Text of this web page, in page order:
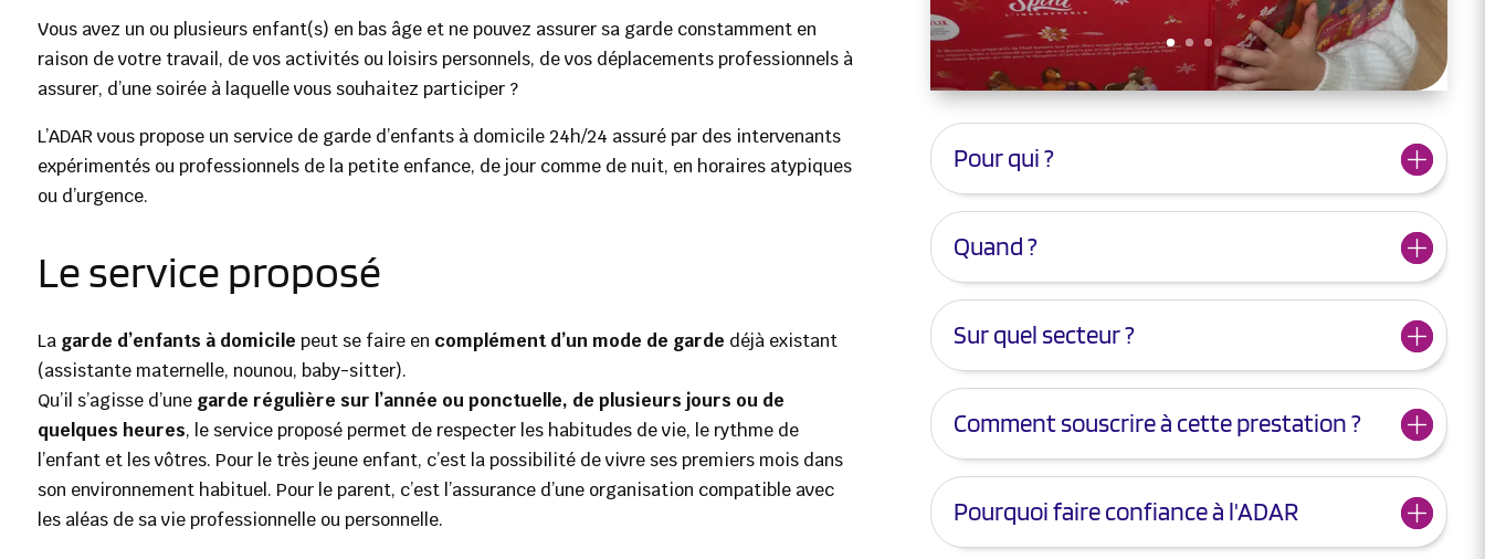
Vous avez un ou plusieurs enfant(s) en bas âge et ne pouvez assurer sa garde constamment en
raison de votre travail, de vos activités ou loisirs personnels, de vos déplacements professionnels à
assurer, d’une soirée à laquelle vous souhaitez participer ?
L’ADAR vous propose un service de garde d’enfants à domicile 24h/24 assuré par des intervenants
expérimentés ou professionnels de la petite enfance, de jour comme de nuit, en horaires atypiques
ou d’urgence.
Le service proposé
La garde d’enfants à domicile peut se faire en complément d’un mode de garde déjà existant
(assistante maternelle, nounou, baby-sitter).
Qu’il s’agisse d’une garde régulière sur l’année ou ponctuelle, de plusieurs jours ou de
quelques heures, le service proposé permet de respecter les habitudes de vie, le rythme de
l’enfant et les vôtres. Pour le très jeune enfant, c’est la possibilité de vivre ses premiers mois dans
son environnement habituel. Pour le parent, c’est l’assurance d’une organisation compatible avec
les aléas de sa vie professionnelle ou personnelle.
Pour qui ?
Quand ?
Sur quel secteur ?
Comment souscrire à cette prestation ?
Pourquoi faire confiance à l'ADAR